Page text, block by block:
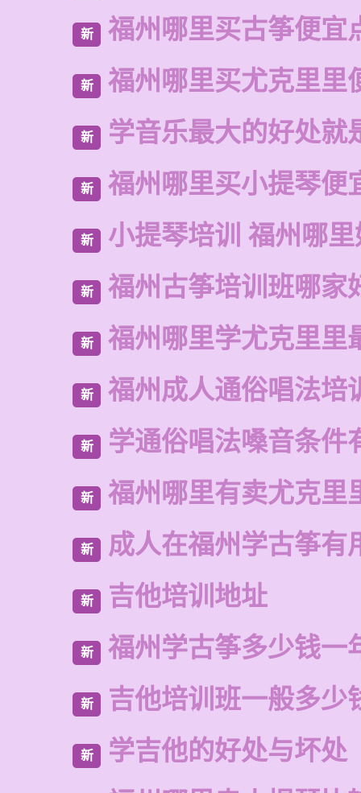
新 福州哪里买古筝便宜
新 福州哪里买尤克里里
新 学音乐最大的好处就
新 福州哪里买小提琴便
新 小提琴培训 福州哪
新 福州古筝培训班哪家
新 福州哪里学尤克里里
新 福州成人通俗唱法培
新 学通俗唱法嗓音条件
新 福州哪里有卖尤克里
新 成人在福州学古筝有
新 吉他培训地址
新 福州学古筝多少钱一
新 吉他培训班一般多少
新
学吉他的好处与坏处